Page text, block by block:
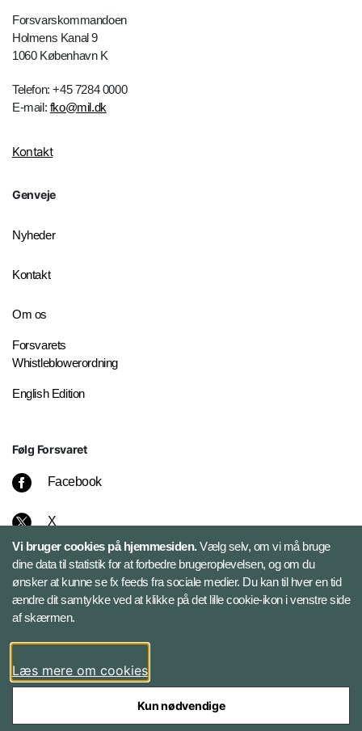
Forsvarskommandoen
Holmens Kanal 9
1060 København K
Telefon: +45 7284 0000
E-mail: fko@mil.dk
Kontakt
Genveje
Nyheder
Kontakt
Om os
Forsvarets
Whistleblowerordning
English Edition
Følg Forsvaret
Facebook
X
Instagram
Bluesky
LinkedIn
Vi bruger cookies på hjemmesiden.Vælg selv, om vi må bruge
dine data til statistik for at forbedre brugeroplevelsen, og om du
ønsker at kunne se fx feeds fra sociale medier. Du kan til hver en tid
ændre dit samtykke ved at klikke på det lille cookie-ikon i venstre side
af skærmen.
Læs mere om cookies
Kun nødvendige